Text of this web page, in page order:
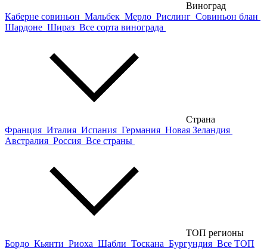
Виноград
Каберне совиньон Мальбек Мерло Рислинг Совиньон блан
Шардоне Шираз Все сорта винограда
Страна
Франция Италия Испания Германия Новая Зеландия
Австралия Россия Все страны
ТОП регионы
Бордо Кьянти Риоха Шабли Тоскана Бургундия Все ТОП